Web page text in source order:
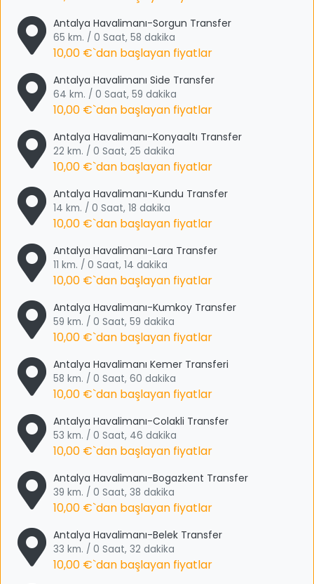
Antalya Havalimanı-Sorgun Transfer
65 km. / 0 Saat, 58 dakika
10,00 €`dan başlayan fiyatlar
Antalya Havalimanı Side Transfer
64 km. / 0 Saat, 59 dakika
10,00 €`dan başlayan fiyatlar
Antalya Havalimanı-Konyaaltı Transfer
22 km. / 0 Saat, 25 dakika
10,00 €`dan başlayan fiyatlar
Antalya Havalimanı-Kundu Transfer
14 km. / 0 Saat, 18 dakika
10,00 €`dan başlayan fiyatlar
Antalya Havalimanı-Lara Transfer
11 km. / 0 Saat, 14 dakika
10,00 €`dan başlayan fiyatlar
Antalya Havalimanı-Kumkoy Transfer
59 km. / 0 Saat, 59 dakika
10,00 €`dan başlayan fiyatlar
Antalya Havalimanı Kemer Transferi
58 km. / 0 Saat, 60 dakika
10,00 €`dan başlayan fiyatlar
Antalya Havalimanı-Colakli Transfer
53 km. / 0 Saat, 46 dakika
10,00 €`dan başlayan fiyatlar
Antalya Havalimanı-Bogazkent Transfer
39 km. / 0 Saat, 38 dakika
10,00 €`dan başlayan fiyatlar
Antalya Havalimanı-Belek Transfer
33 km. / 0 Saat, 32 dakika
10,00 €`dan başlayan fiyatlar